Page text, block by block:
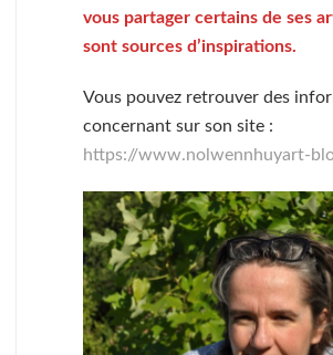
vous partager certains de ses
sont sources d’inspirations.
Vous pouvez retrouver des
concernant sur son site :
https://www.nolwennhuyart-